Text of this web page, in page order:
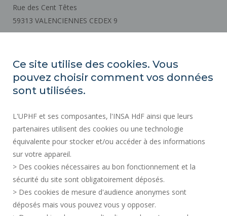
Rue des Cent Têtes
59313 VALENCIENNES CEDEX 9
ACTOS REGLAMENTARIOS
CONTRATACIÓN PÚBLICA
CRÉDITOS
SALA DE PRENSA
INFORMACIÓN LEGAL
CONTRATACIÓN
MAPA DEL SITIO
DATOS PERSONALES
Ce site utilise des cookies. Vous
pouvez choisir comment vos données
sont utilisées.
L'UPHF et ses composantes, l'INSA HdF ainsi que leurs
partenaires utilisent des cookies ou une technologie
équivalente pour stocker et/ou accéder à des informations
sur votre appareil.
> Des cookies nécessaires au bon fonctionnement et la
sécurité du site sont obligatoirement déposés.
> Des cookies de mesure d'audience anonymes sont
déposés mais vous pouvez vous y opposer.